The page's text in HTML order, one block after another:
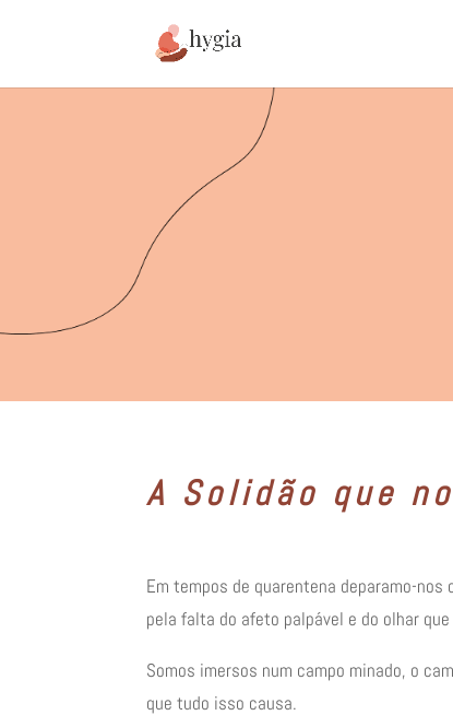
A Solidão que
Em tempos de quarentena deparamo-
pela falta do afeto palpável e do olhar
Somos imersos num campo minado, o
que tudo isso causa.